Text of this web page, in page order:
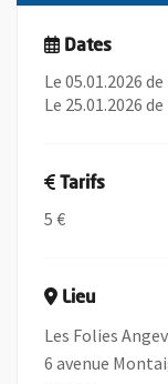
Dates
Le 05.01.2026
Le 25.01.2026
Tarifs
5 €
Lieu
Les Folies
6 avenue